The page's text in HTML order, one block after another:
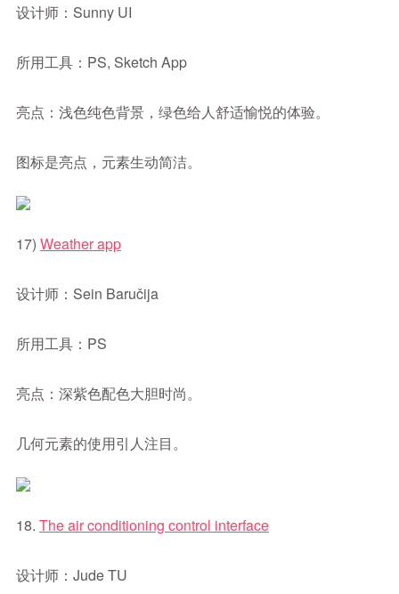
设计师：Sunny UI
所用工具：PS, Sketch App
亮点：浅色纯色背景，绿色给人舒适愉悦的体验。
图标是亮点，元素生动简洁。
17) Weather app
设计师：Sein Baručija
所用工具：PS
亮点：深紫色配色大胆时尚。
几何元素的使用引人注目。
18. The air conditioning control interface
设计师：Jude TU